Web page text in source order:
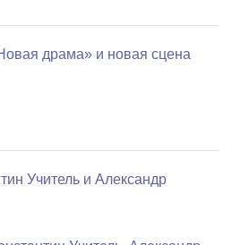
драма» и новая сцена
Учитель и Александр